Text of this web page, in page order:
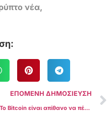
νέα,
ΕΠΟΜΕΝΗ ΔΗΜΟΣΙΕΥΣΗ
Το Bitcoin είναι απίθανο να πέσει στα $60.000 εν μέσω σταθερότητας σε βραχυπρόθεσμες προοπτικές – Michael Saylor